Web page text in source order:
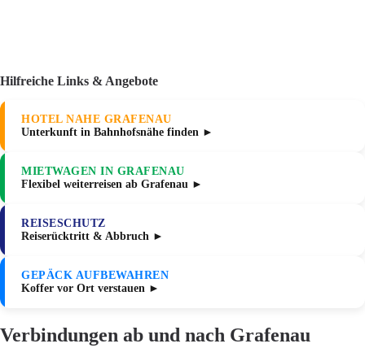
Hilfreiche Links & Angebote
HOTEL NAHE GRAFENAU
Unterkunft in Bahnhofsnähe finden ►
MIETWAGEN IN GRAFENAU
Flexibel weiterreisen ab Grafenau ►
REISESCHUTZ
Reiserücktritt & Abbruch ►
GEPÄCK AUFBEWAHREN
Koffer vor Ort verstauen ►
Verbindungen ab und nach Grafenau